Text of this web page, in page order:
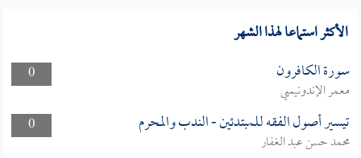
الأكثر استماعا لهذا الشهر
0 سورة الكافرون
معمر الإندونيسي
0
تيسير أصول الفقه للمبتدئين - الندب والمحرم
محمد حسن عبد الغفار